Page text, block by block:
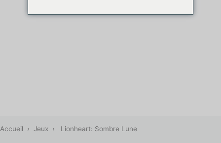
Accueil › Jeux › Lionheart: Sombre Lune